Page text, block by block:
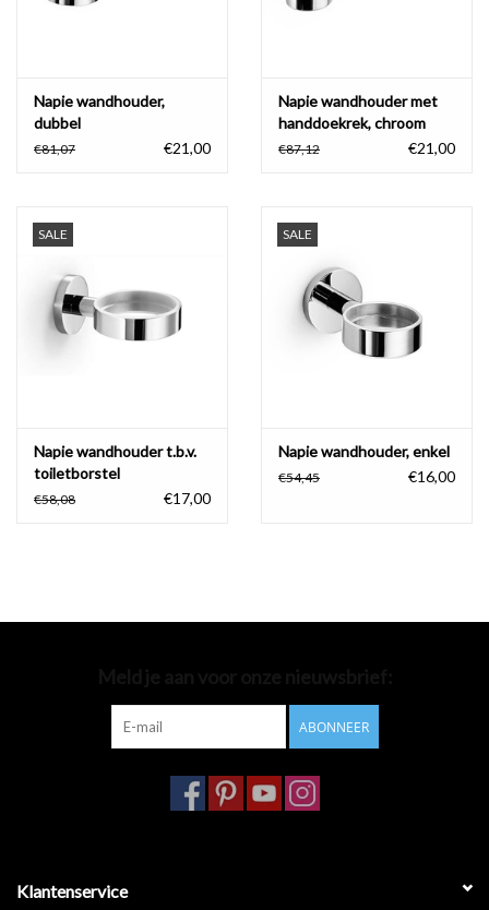
Toiletten
Napie wandhouder,
dubbel
€81,07 €21,00
Napie wandhouder met
handdoekrek, chroom
€87,12 €21,00
SALE
Napie wandhouder t.b.v.
toiletborstel
€58,08 €17,00
SALE
Napie wandhouder, enkel
€54,45 €16,00
ABONNEER
Klantenservice